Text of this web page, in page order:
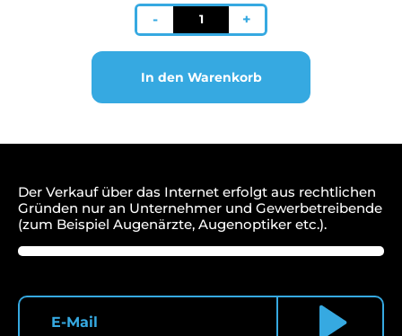
-
Lampe
12V/20W
für
bon
/
+
In den Warenkorb
Der Verkauf über das Internet erfolgt aus rechtlichen
Gründen nur an Unternehmer und Gewerbetreibende
(zum Beispiel Augenärzte, Augenoptiker etc.).